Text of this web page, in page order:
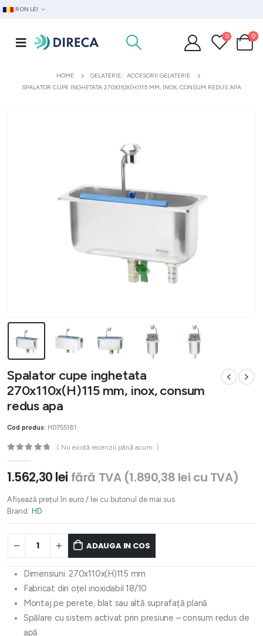
RON LEI
0 0
HOME GELATERIE,
ACCESORII GELATERIE
SPALATOR CUPE INGHETATA 270X110X(H)115 MM, INOX, CONSUM REDUS APA
Spalator cupe inghetata
270x110x(H)115 mm, inox, consum
redus apa
Cod produs: HD755181
( Nu există recenzii până acum. )
1.562,30 lei fără TVA (1.890,38 lei cu TVA)
Afișează prețul în euro / lei cu butonul de mai sus
Brand: HD
ADAUGA IN COS
Dimensiuni: 270x110x(H)115 mm
Fabricat din oțel inoxidabil 18/10
Montaj pe perete, blat sau altă suprafață plană
Spălare cu sistem activat prin presiune – consum redus de
apă